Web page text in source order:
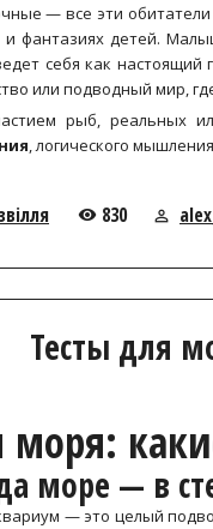
— все эти
и фантазиях детей.
себя как
или подводный мир,
рыб, реальных
, логического
830
Тесты для
моря:
море — в
— это целый